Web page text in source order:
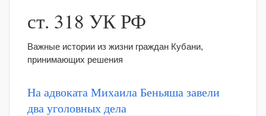
ст. 318 УК РФ
Важные истории из жизни граждан Кубани,
принимающих решения
На адвоката Михаила Беньяша завели
два уголовных дела